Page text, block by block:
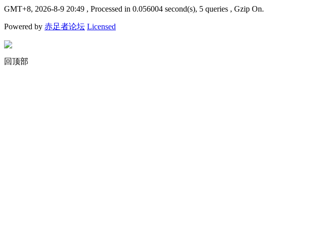
GMT+8, 2026-8-9 20:49 , Processed in 0.056004 second(s), 5 queries , Gzip On.
Powered by 赤足者论坛 Licensed
回顶部